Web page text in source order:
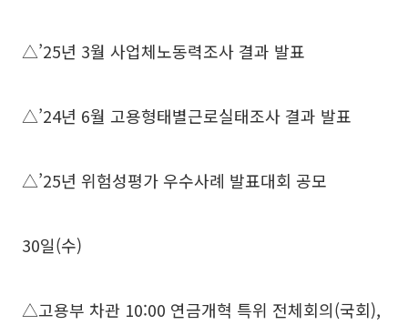
△’25년 3월 사업체노동력조사 결과 발표
△’24년 6월 고용형태별근로실태조사 결과 발표
△’25년 위험성평가 우수사례 발표대회 공모
30일(수)
△고용부 차관 10:00 연금개혁 특위 전체회의(국회),